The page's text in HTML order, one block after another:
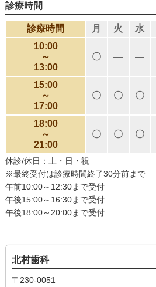
診療時間
診療時間 月 火 水
10:00
～
13:00
〇 ― ―
15:00
～
17:00
〇 〇 〇
18:00
～
21:00
〇 〇 〇
休診/休日：土・日・祝
※最終受付は診療時間終了30分前まで
午前10:00～12:30まで受付
午後15:00～16:30まで受付
午後18:00～20:00まで受付
北村歯科
〒230-0051